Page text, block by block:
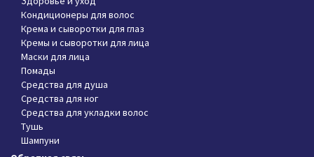
Кондиционеры для волос
Крема и сыворотки для глаз
Кремы и сыворотки для лица
Маски для лица
Помады
Средства для душа
Средства для ног
Средства для укладки волос
Тушь
Шампуни